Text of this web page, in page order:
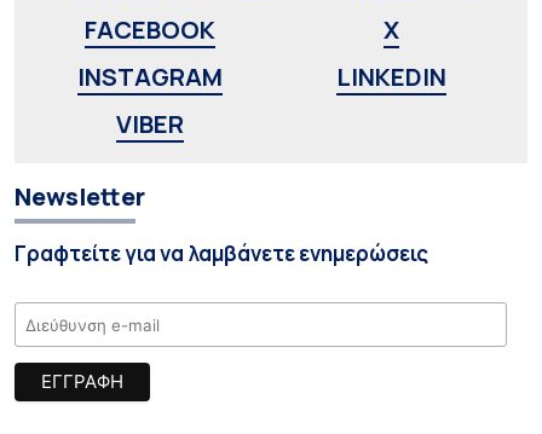
FACEBOOK
X
INSTAGRAM
LINKEDIN
VIBER
Newsletter
Γραφτείτε για να λαμβάνετε ενημερώσεις